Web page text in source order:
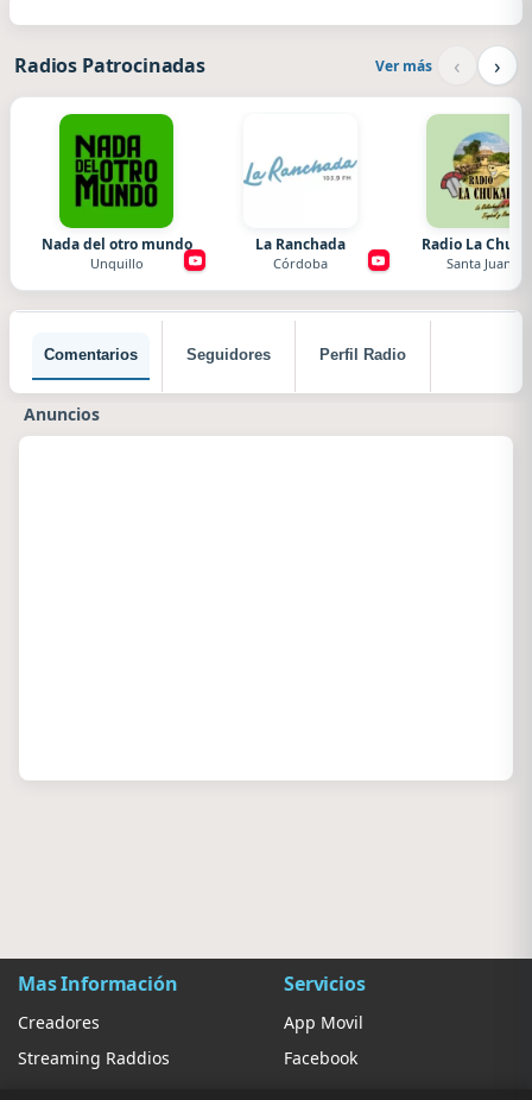
Radios Patrocinadas Ver más ‹ ›
Nada del otro mundo
Unquillo
La Ranchada
Córdoba
Radio La
Santa Juana
Comentarios Seguidores Perfil Radio
Anuncios
Mas Información
Creadores
Streaming Raddios
Servicios
App Movil
Facebook